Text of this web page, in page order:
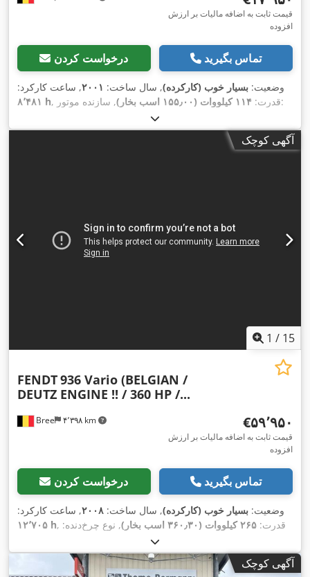
قیمت ثابت به اضافه مالیات بر ارزش
افزوده
درخواست کردن تماس بگیرید
وضعیت: بسیار خوب (کارکرده), سال ساخت: ۲۰۰۱, ساعت کارکرد:
۸٬۴۸۱ h
, قدرت: ۱۱۴ کیلووات (۱۵۵٫۰۰ اسب بخار)
, سازنده موتور:
, ثبت‌نام اولیه:
تجهیزات:تهویه مطبوع ,
آگهی کوچک
1 / 15
Bree ۴٬۳۹۸ km
FENDT936 Vario (BELGIAN /
DEUTZ ENGINE !! / 360 HP /...
‎€۵۹٬۹۵۰
قیمت ثابت به اضافه مالیات بر ارزش
افزوده
درخواست کردن تماس بگیرید
وضعیت: بسیار خوب (کارکرده), سال ساخت: ۲۰۰۸, ساعت کارکرد:
۱۲٬۷۰۵ h
, قدرت: ۲۶۵ کیلووات (۳۶۰٫۳۰ اسب بخار)
, نوع چرخ‌دنده:
, ثبت‌نام اولیه:
تجهیزات:تهویه مطبوع ,
آگهی کوچک